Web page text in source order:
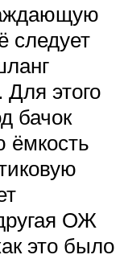
следует
Для этого
бачок
ёмкость
ОЖ
это было